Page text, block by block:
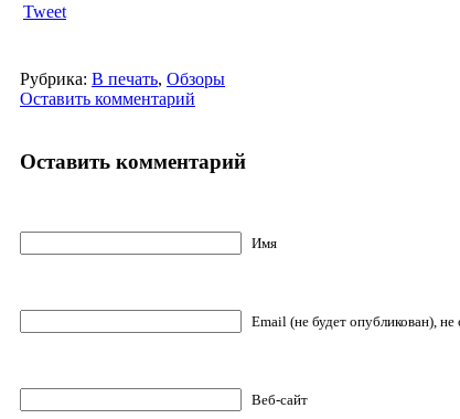
Tweet
Рубрика: В печать, Обзоры
Оставить комментарий
Оставить комментарий
Имя
Email (не будет опубликован), не
Веб-сайт